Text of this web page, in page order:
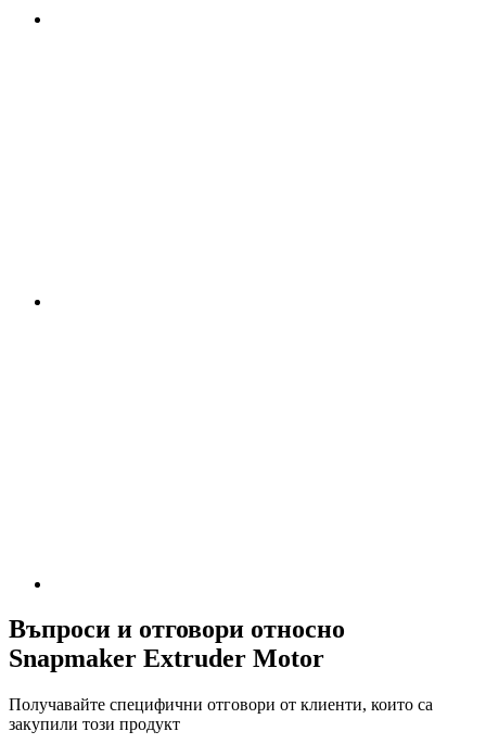
Въпроси и отговори относно
Snapmaker Extruder Motor
Получавайте специфични отговори от клиенти, които са
закупили този продукт